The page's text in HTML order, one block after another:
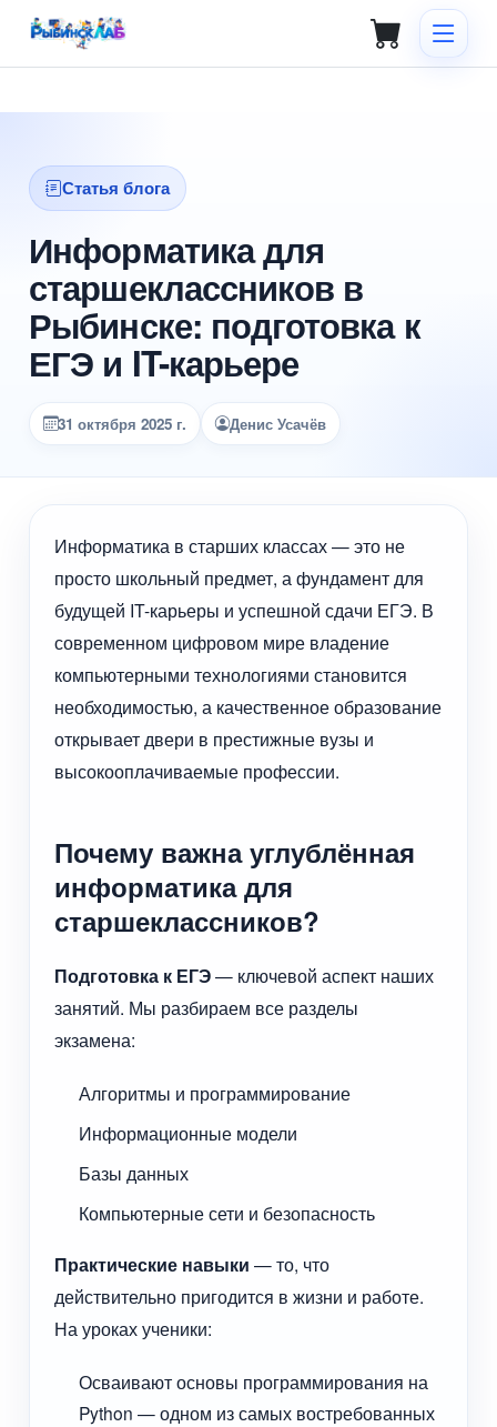
Статья блога
Информатика для
старшеклассников в
Рыбинске: подготовка к
ЕГЭ и IT-карьере
31 октября 2025 г. Денис Усачёв
Информатика в старших классах — это не
просто школьный предмет, а фундамент для
будущей IT-карьеры и успешной сдачи ЕГЭ. В
современном цифровом мире владение
компьютерными технологиями становится
необходимостью, а качественное образование
открывает двери в престижные вузы и
высокооплачиваемые профессии.
Почему важна углублённая
информатика для
старшеклассников?
Подготовка к ЕГЭ— ключевой аспект наших
занятий. Мы разбираем все разделы
экзамена:
Алгоритмы и программирование
Информационные модели
Базы данных
Компьютерные сети и безопасность
Практические навыки — то, что
действительно пригодится в жизни и работе.
На уроках ученики:
Осваивают основы программирования на
Python — одном из самых востребованных